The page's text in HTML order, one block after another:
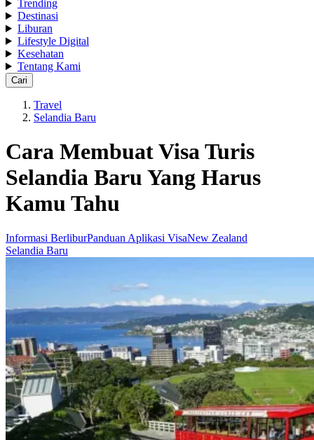
Trending
Destinasi
Liburan
Lifestyle Digital
Kesehatan
Tentang Kami
Cari
Travel
Selandia Baru
Cara Membuat Visa Turis
Selandia Baru Yang Harus
Kamu Tahu
Informasi BerliburPanduan Aplikasi VisaNew Zealand
Selandia Baru